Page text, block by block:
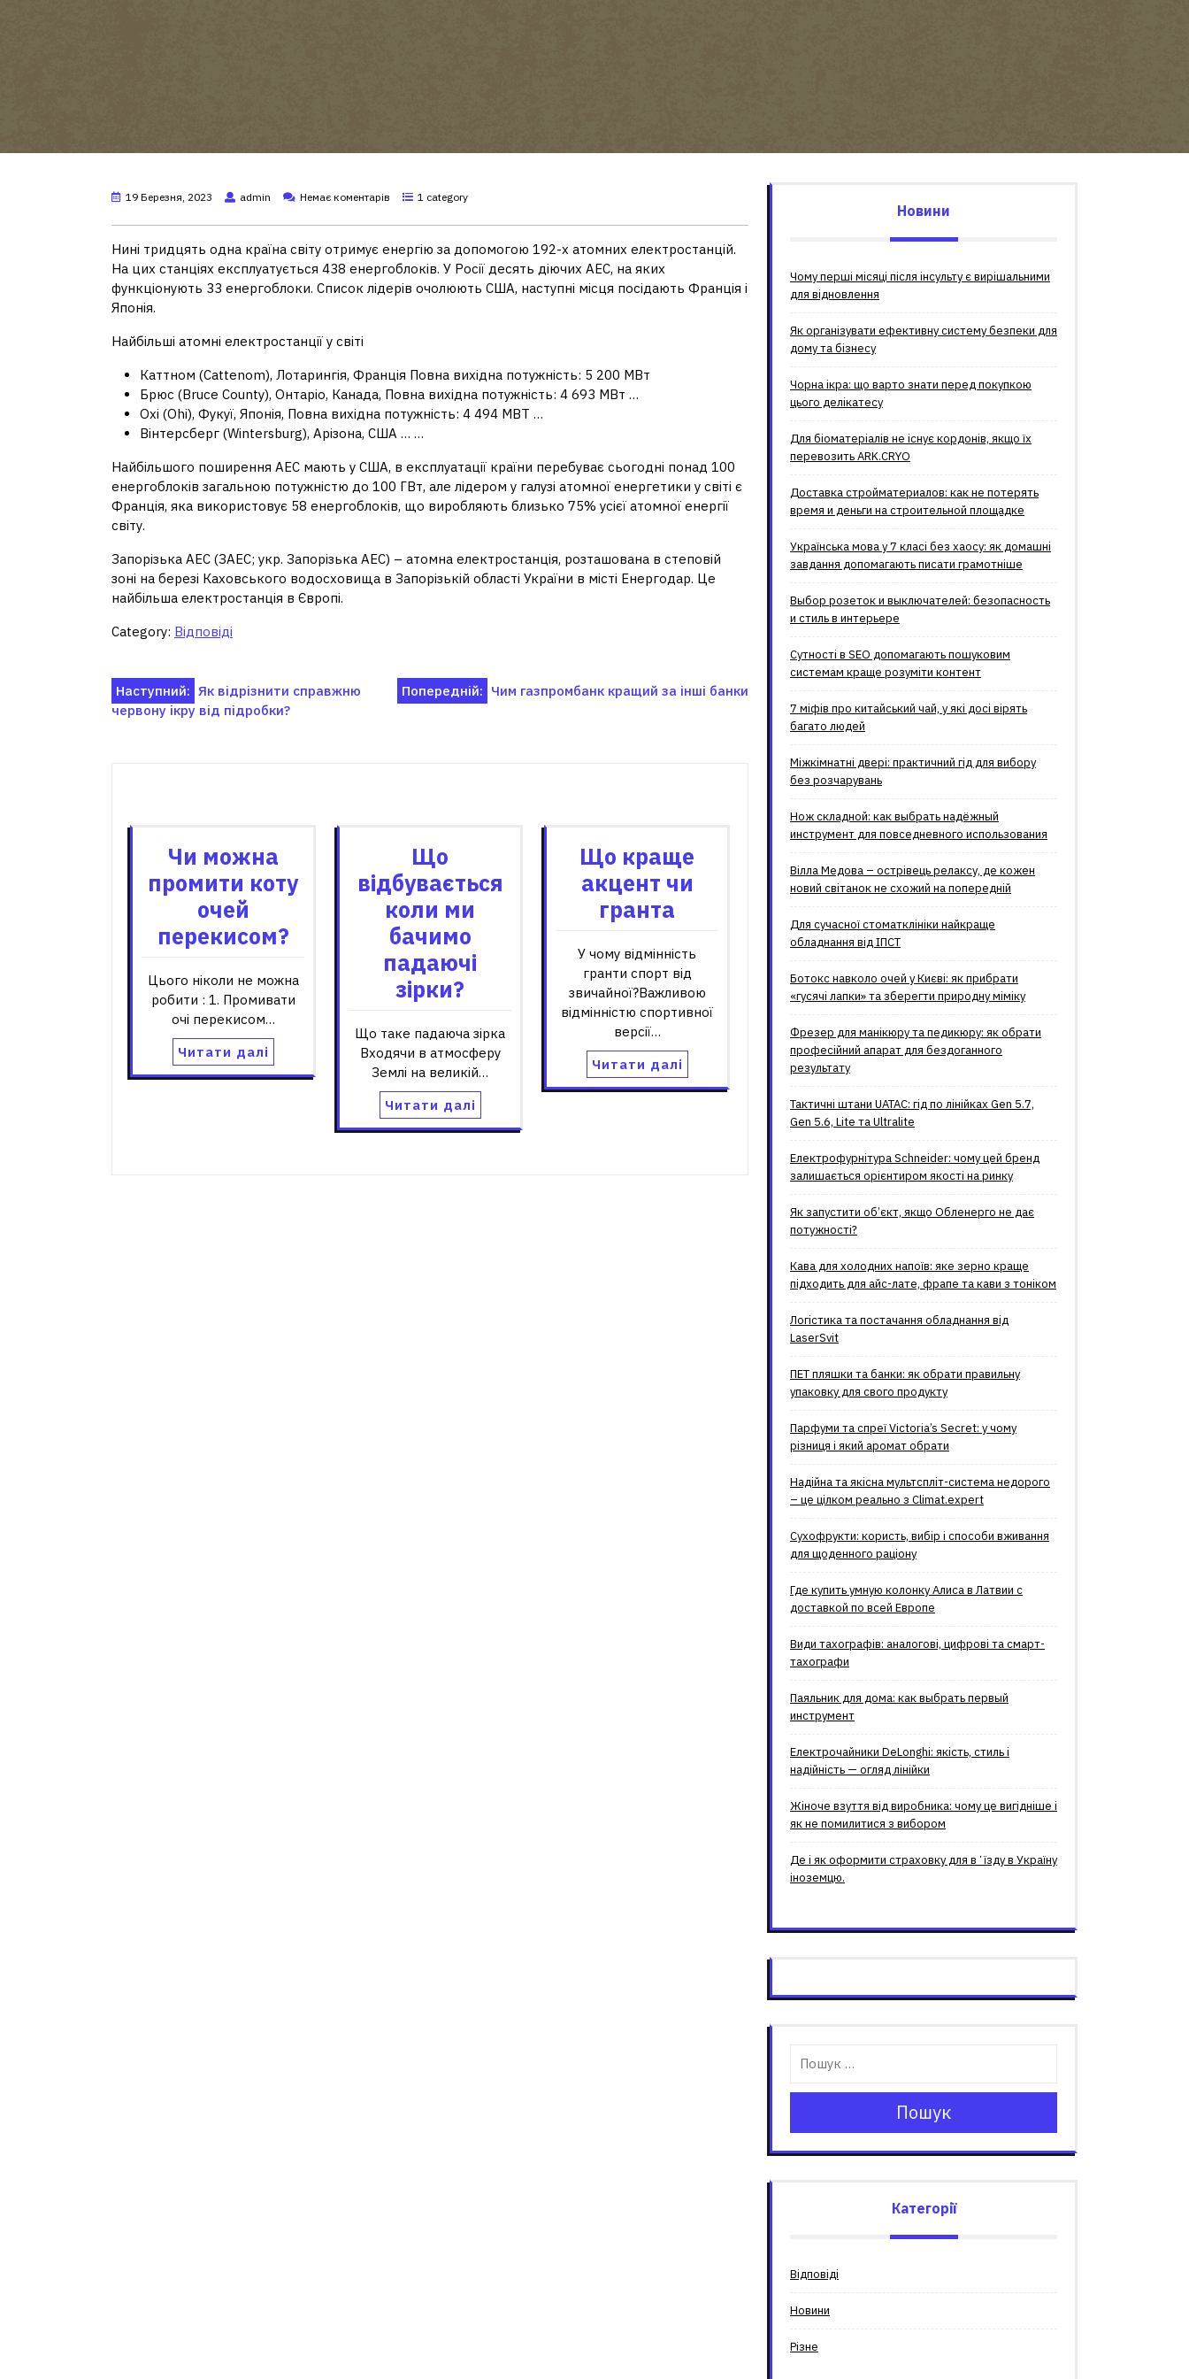
19 Березня, 2023 admin Немає коментарів 1 category
Нині тридцять одна країна світу отримує енергію за допомогою 192-х атомних електростанцій.
На цих станціях експлуатується 438 енергоблоків. У Росії десять діючих АЕС, на яких
функціонують 33 енергоблоки. Список лідерів очолюють США, наступні місця посідають Франція і
Японія.
Найбільші атомні електростанції у світі
Каттном (Cattenom), Лотарингія, Франція Повна вихідна потужність: 5 200 МВт
Брюс (Bruce County), Онтаріо, Канада, Повна вихідна потужність: 4 693 МВт …
Охі (Ohi), Фукуї, Японія, Повна вихідна потужність: 4 494 МВТ …
Вінтерсберг (Wintersburg), Арізона, США … …
Найбільшого поширення АЕС мають у США, в експлуатації країни перебуває сьогодні понад 100
енергоблоків загальною потужністю до 100 ГВт, але лідером у галузі атомної енергетики у світі є
Франція, яка використовує 58 енергоблоків, що виробляють близько 75% усієї атомної енергії
світу.
Запорізька АЕС (ЗАЕС; укр. Запорізька АЕС) – атомна електростанція, розташована в степовій
зоні на березі Каховського водосховища в Запорізькій області України в місті Енергодар. Це
найбільша електростанція в Європі.
Category: Відповіді
Навігація
Попередній: Чим газпромбанк кращий за інші банки
Наступний: Як відрізнити справжню
червону ікру від підробки?
Чи можна
промити коту
очей
перекисом?
Цього ніколи не можна
робити : 1. Промивати
очі перекисом…
Читати далі
Що
відбувається
коли ми
бачимо
падаючі
зірки?
Що таке падаюча зірка
Входячи в атмосферу
Землі на великій…
Читати далі
Що краще
акцент чи
гранта
У чому відмінність
гранти спорт від
звичайної?Важливою
відмінністю спортивної
версії…
Читати далі
Новини
Чому перші місяці після інсульту є вирішальними
для відновлення
Як організувати ефективну систему безпеки для
дому та бізнесу
Чорна ікра: що варто знати перед покупкою
цього делікатесу
Для біоматеріалів не існує кордонів, якщо їх
перевозить ARK.CRYO
Доставка стройматериалов: как не потерять
время и деньги на строительной площадке
Українська мова у 7 класі без хаосу: як домашні
завдання допомагають писати грамотніше
Выбор розеток и выключателей: безопасность
и стиль в интерьере
Сутності в SEO допомагають пошуковим
системам краще розуміти контент
7 міфів про китайський чай, у які досі вірять
багато людей
Міжкімнатні двері: практичний гід для вибору
без розчарувань
Нож складной: как выбрать надёжный
инструмент для повседневного использования
Вілла Медова – острівець релаксу, де кожен
новий світанок не схожий на попередній
Для сучасної стоматклініки найкраще
обладнання від ІПСТ
Ботокс навколо очей у Києві: як прибрати
«гусячі лапки» та зберегти природну міміку
Фрезер для манікюру та педикюру: як обрати
професійний апарат для бездоганного
результату
Тактичні штани UATAC: гід по лінійках Gen 5.7,
Gen 5.6, Lite та Ultralite
Електрофурнітура Schneider: чому цей бренд
залишається орієнтиром якості на ринку
Як запустити об’єкт, якщо Обленерго не дає
потужності?
Кава для холодних напоїв: яке зерно краще
підходить для айс-лате, фрапе та кави з тоніком
Логістика та постачання обладнання від
LaserSvit
ПЕТ пляшки та банки: як обрати правильну
упаковку для свого продукту
Парфуми та спреї Victoria’s Secret: у чому
різниця і який аромат обрати
Надійна та якісна мультспліт-система недорого
– це цілком реально з Climat.еxpert
Сухофрукти: користь, вибір і способи вживання
для щоденного раціону
Где купить умную колонку Алиса в Латвии с
доставкой по всей Европе
Види тахографів: аналогові, цифрові та смарт-
тахографи
Паяльник для дома: как выбрать первый
инструмент
Електрочайники DeLonghi: якість, стиль і
надійність — огляд лінійки
Жіноче взуття від виробника: чому це вигідніше і
як не помилитися з вибором
Де і як оформити страховку для вʼїзду в Україну
іноземцю.
Пошук
Категорії
Відповіді
Новини
Різне